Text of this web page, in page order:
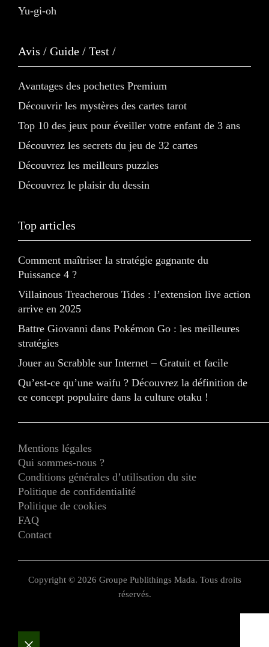
Yu-gi-oh
Avis / Guide / Test /
Avantages des pochettes Premium
Découvrir les mystères des cartes tarot
Top 10 des jeux pour éveiller votre enfant de 3 ans
Découvrez les secrets du jeu de 32 cartes
Découvrez les meilleurs puzzles
Découvrez le plaisir du dessin
Top articles
Comment maîtriser la stratégie gagnante du
Puissance 4 ?
Villainous Treacherous Tides : l’extension live action
arrive en 2025
Battre Giovanni dans Pokémon Go : les meilleures
stratégies
Jouer au Scrabble sur Internet – Gratuit et facile
Qu’est-ce qu’une waifu ? Découvrez la définition de
ce concept populaire dans la culture otaku !
Mentions légales
Qui sommes-nous ?
Conditions générales d’utilisation du site
Politique de confidentialité
Politique de cookies
FAQ
Contact
Copyright © 2026 Groupe Publithings Mada. Tous droits
réservés.